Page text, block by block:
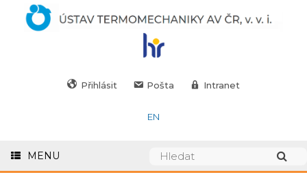
Přihlásit Pošta Intranet
EN
MENU